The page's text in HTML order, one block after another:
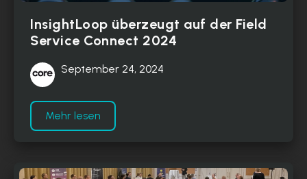
InsightLoop überzeugt auf der Field
Service Connect 2024
September 24, 2024
Mehr lesen